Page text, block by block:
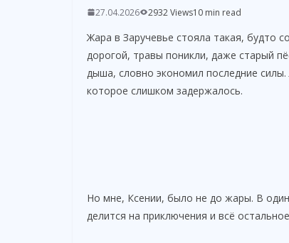
27.04.2026 2932 Views10 min read
Жара в Заручевье стояла такая, будто
дорогой, травы поникли, даже старый
дыша, словно экономил последние
которое слишком задержалось.
Но мне, Ксении, было не до жары. В
делится на приключения и всё